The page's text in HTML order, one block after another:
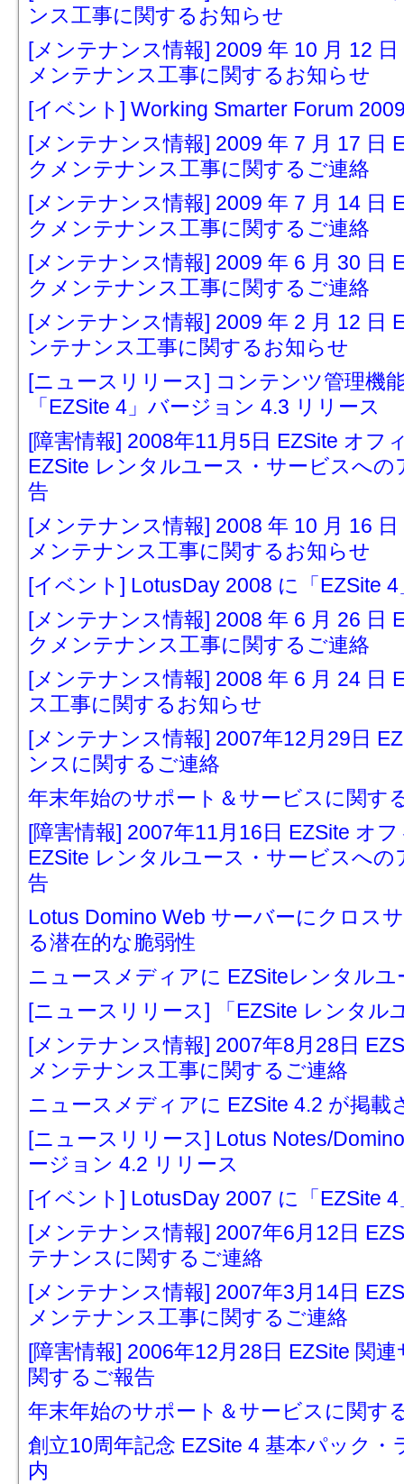
ンス工事に関するお知らせ
[メンテナンス情報] 2009 年 10 月 12
メンテナンス工事に関するお知らせ
[イベント] Working Smarter Forum
[メンテナンス情報] 2009 年 7 月 17 日
クメンテナンス工事に関するご連絡
[メンテナンス情報] 2009 年 7 月 14 日
クメンテナンス工事に関するご連絡
[メンテナンス情報] 2009 年 6 月 30 日
クメンテナンス工事に関するご連絡
[メンテナンス情報] 2009 年 2 月 12 日
ンテナンス工事に関するお知らせ
[ニュースリリース] コンテンツ管理機
「EZSite 4」バージョン 4.3 リリース
[障害情報] 2008年11月5日 EZSite オ
EZSite レンタルユース・サービスへ
告
[メンテナンス情報] 2008 年 10 月 16
メンテナンス工事に関するお知らせ
[イベント] LotusDay 2008 に「EZSite
[メンテナンス情報] 2008 年 6 月 26 日
クメンテナンス工事に関するご連絡
[メンテナンス情報] 2008 年 6 月 24 日
ス工事に関するお知らせ
[メンテナンス情報] 2007年12月29日
ンスに関するご連絡
年末年始のサポート＆サービスに関す
[障害情報] 2007年11月16日 EZSite オ
EZSite レンタルユース・サービスへ
告
Lotus Domino Web サーバーにクロス
る潜在的な脆弱性
ニュースメディアに EZSiteレンタル
[ニュースリリース] 「EZSite レンタル
[メンテナンス情報] 2007年8月28日
メンテナンス工事に関するご連絡
ニュースメディアに EZSite 4.2 が掲載
[ニュースリリース] Lotus Notes/
ージョン 4.2 リリース
[イベント] LotusDay 2007 に「EZSite
[メンテナンス情報] 2007年6月12日
テナンスに関するご連絡
[メンテナンス情報] 2007年3月14日
メンテナンス工事に関するご連絡
[障害情報] 2006年12月28日 EZSite 関
関するご報告
年末年始のサポート＆サービスに関す
創立10周年記念 EZSite 4 基本パック
内